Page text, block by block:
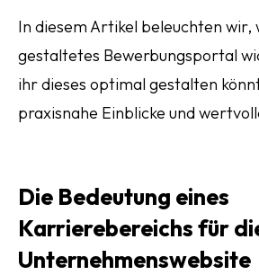
In diesem Artikel beleuchten wir,
gestaltetes Bewerbungsportal
ihr dieses optimal gestalten
praxisnahe Einblicke und
Die Bedeutung eines
Karrierebereichs für
Unternehmenswebsite